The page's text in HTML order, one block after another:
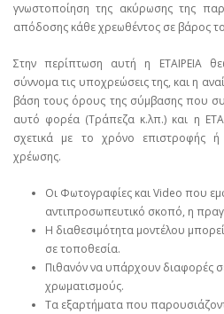
γνωστοποίηση της ακύρωσης της
απόδοσης κάθε χρεωθέντος σε βάρος
Στην περίπτωση αυτή η ΕΤΑΙΡΕΙΑ
σύννομα τις υποχρεώσεις της, και η
βάση τους όρους της σύμβασης που
αυτό φορέα (Τράπεζα κ.λπ.) και η
σχετικά με το χρόνο επιστροφής ή
χρέωσης.
Οι Φωτογραφίες και Video που
αντιπροσωπευτικό σκοπό, η
Η διαθεσιμότητα μοντέλου
σε τοποθεσία.
Πιθανόν να υπάρχουν διαφορές
χρωματισμούς.
Τα εξαρτήματα που